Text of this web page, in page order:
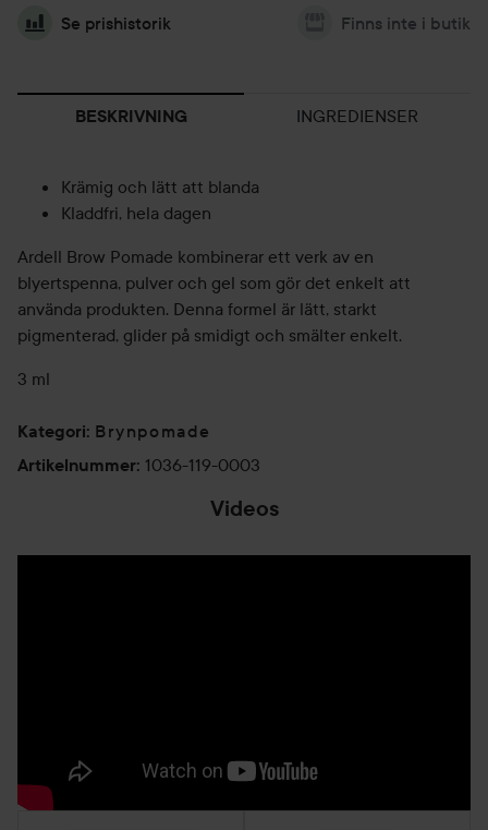
Se prishistorik Finns inte i butik
BESKRIVNING INGREDIENSER
Krämig och lätt att blanda
Kladdfri, hela dagen
Ardell Brow Pomade kombinerar ett verk av en
blyertspenna, pulver och gel som gör det enkelt att
använda produkten. Denna formel är lätt, starkt
pigmenterad, glider på smidigt och smälter enkelt.
3 ml
Kategori: Brynpomade
Artikelnummer: 1036-119-0003
Videos